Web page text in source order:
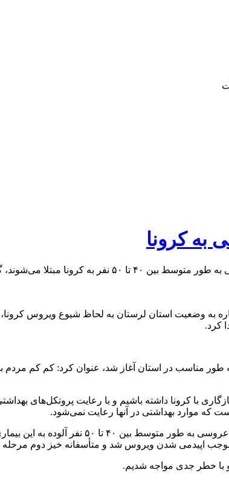
نکنند فاجعه قابل کنترل نخواهد بود
به وضعیت استان لرستان به لحاظ شیوع ویروس
کرد.
به طور مناسب در استان آغاز شد، عنوان کرد: کم کم
با کرونا داشته باشیم و با رعایت پروتکل‌های
که موارد بهداشتی در آنها رعایت نمی‌شود.
ثمینی با تاکید بر اینکه با توجه به بررسی‌های
موجب اپیدمی شدن ویروس شد و متأسفانه خیز دوم
با خطر جدی مواجه شدیم.